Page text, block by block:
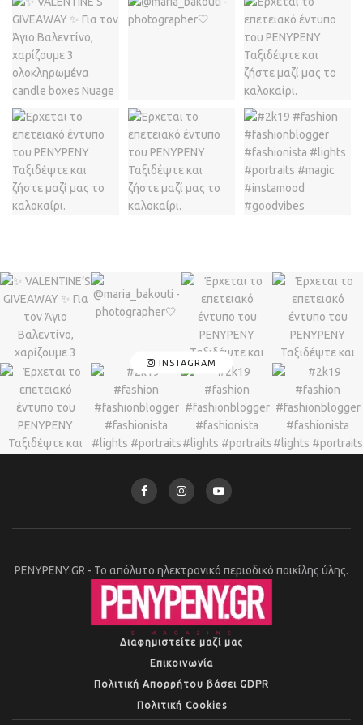
INSTAGRAM
PENYPENY.GR - Το απόλυτο ηλεκτρονικό περιοδικό ποικίλης ύλης.
Διαφημιστείτε μαζί μας
Επικοινωνία
Πολιτική Απορρήτου βάσει GDPR
Πολιτική Cookies